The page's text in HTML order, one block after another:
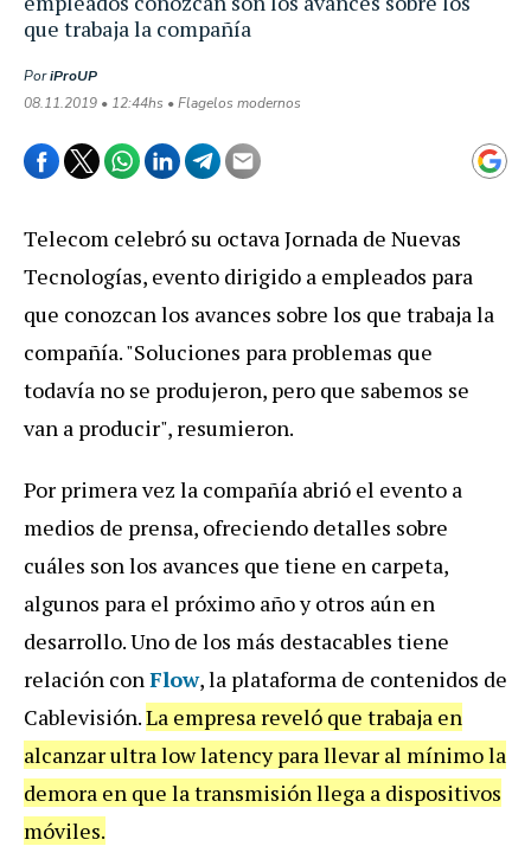
que trabaja la compañía
PoriProUP
08.11.2019 • 12:44hs • Flagelos modernos
Telecom celebró su octava Jornada de Nuevas
Tecnologías, evento dirigido a empleados para
que conozcan los avances sobre los que trabaja la
compañía. "Soluciones para problemas que
todavía no se produjeron, pero que sabemos se
van a producir", resumieron.
Por primera vez la compañía abrió el evento a
medios de prensa, ofreciendo detalles sobre
cuáles son los avances que tiene en carpeta,
algunos para el próximo año y otros aún en
desarrollo.Uno de los más destacables tiene
relación conFlow, la plataforma de contenidos de
Cablevisión.La empresa reveló que trabaja en
alcanzar ultra low latency para llevar al mínimo la
demora en que la transmisión llega a dispositivos
móviles.